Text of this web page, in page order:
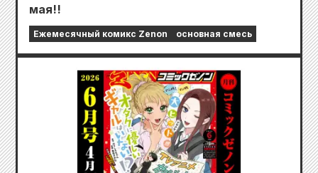
мая!!
Ежемесячный комикс Zenon основная смесь